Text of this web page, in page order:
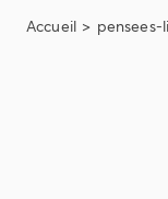
Accueil pensees-